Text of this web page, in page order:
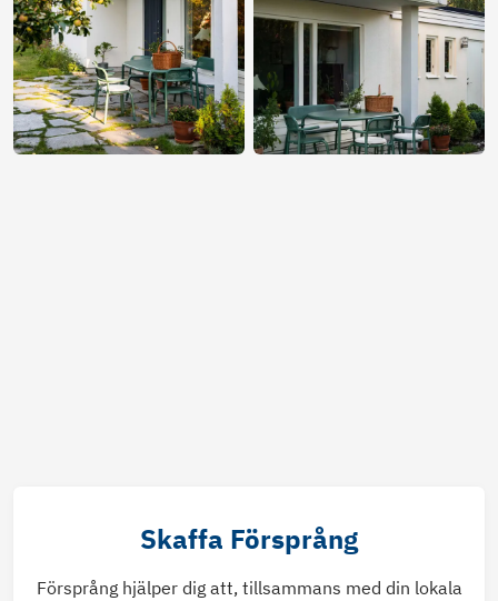
Skaffa Försprång
Försprång hjälper dig att, tillsammans med din lokala